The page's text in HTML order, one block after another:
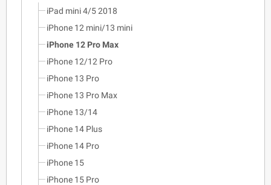
iPad mini 4/5 2018
iPhone 12 mini/13 mini
iPhone 12 Pro Max
iPhone 12/12 Pro
iPhone 13 Pro
iPhone 13 Pro Max
iPhone 13/14
iPhone 14 Plus
iPhone 14 Pro
iPhone 15
iPhone 15 Pro